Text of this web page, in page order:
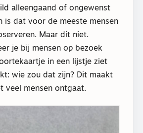
alleengaand of ongewenst
is dat voor de meeste mensen
Maar dit niet.
je bij mensen op bezoek
in een lijstje ziet
wie zou dat zijn? Dit maakt
veel mensen ontgaat.